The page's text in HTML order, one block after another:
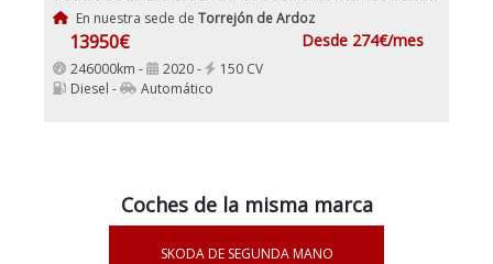
En nuestra sede de Torrejón de Ardoz
13950€ Desde 274€/mes
246000km - 2020 -
150 CV
Diesel -
Automático
Coches de la misma marca
SKODA DE SEGUNDA MANO